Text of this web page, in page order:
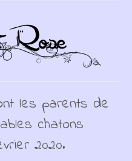
les parents de
chatons
2020.